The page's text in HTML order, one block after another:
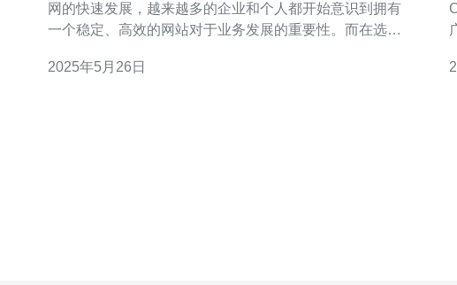
网的快速发展，越来越多的企业和个人都开始意识到拥有
一个稳定、高效的网站对于业务发展的重要性。而在选择
首选。本文将为大家介绍日本站群服务器网站的优势以及
2025年5月26日
看看。